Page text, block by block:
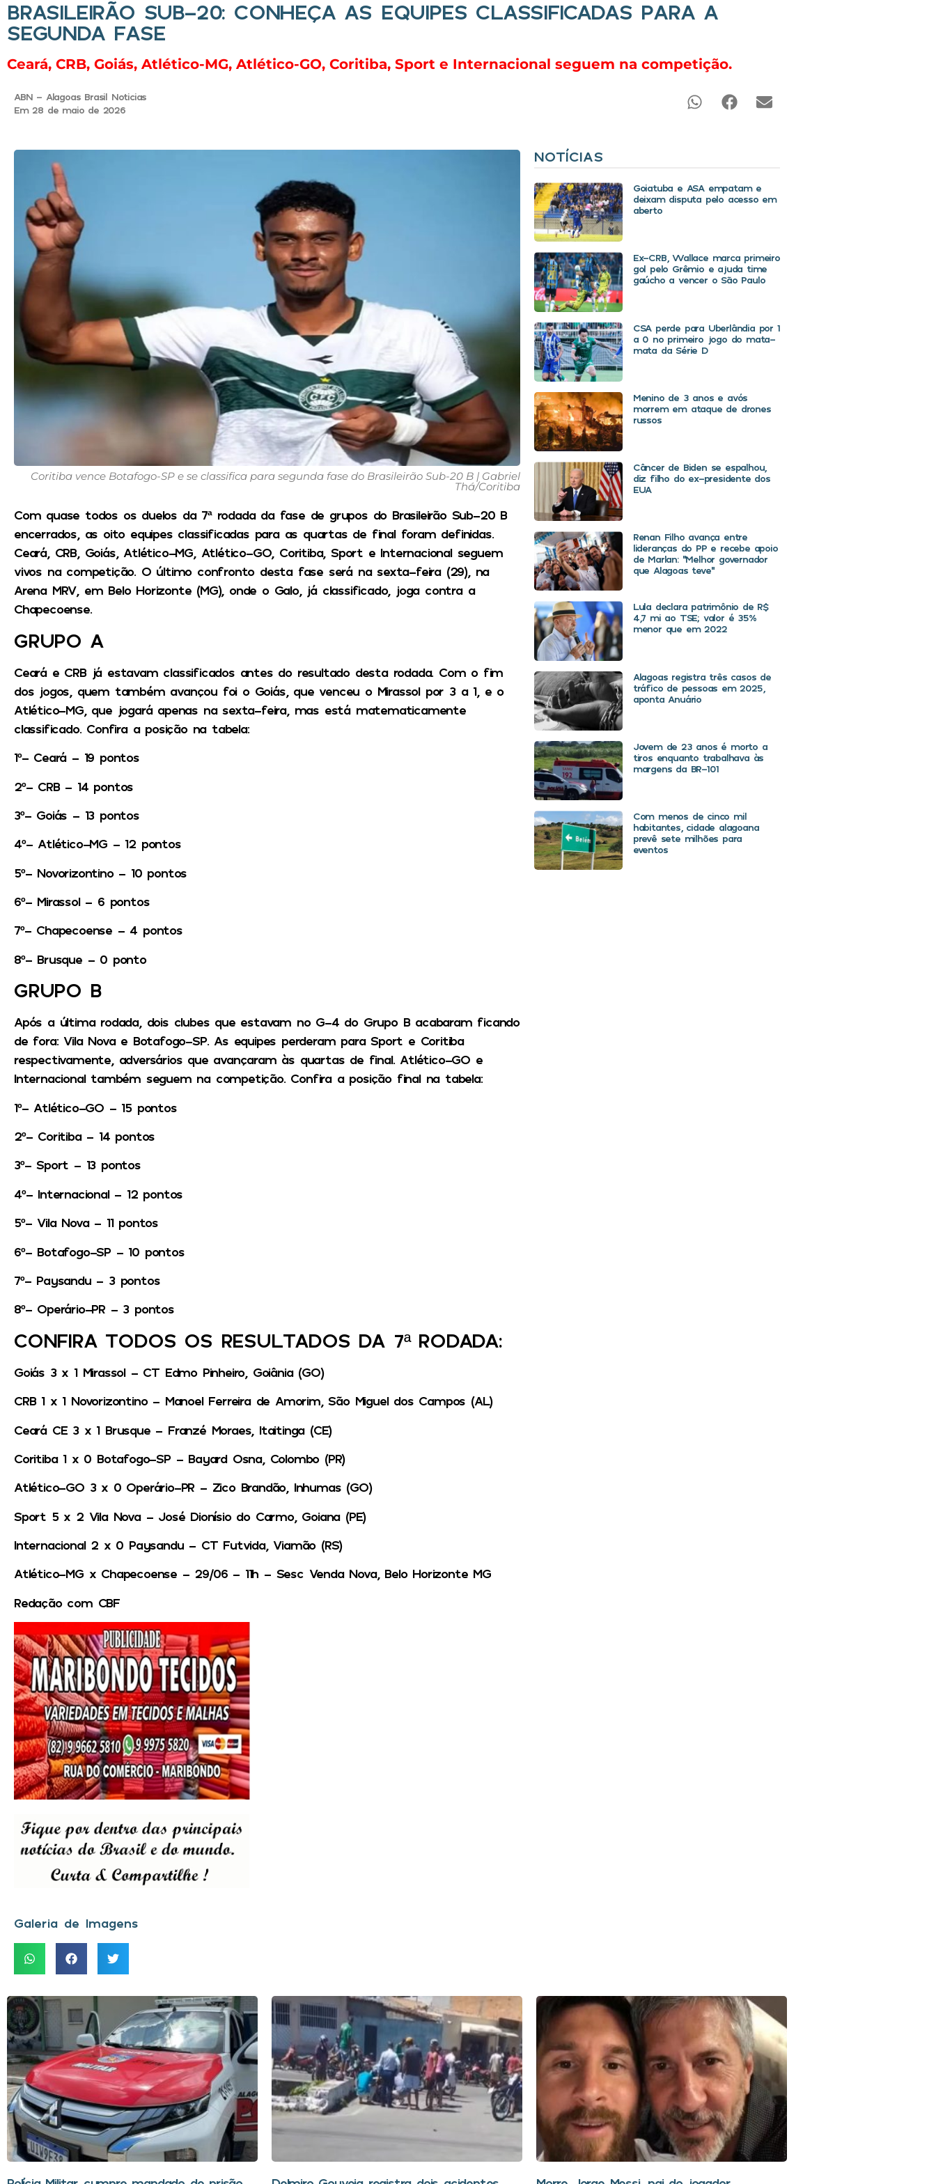
BRASILEIRÃO SUB-20: CONHEÇA AS EQUIPES CLASSIFICADAS PARA A
SEGUNDA FASE
Ceará, CRB, Goiás, Atlético-MG, Atlético-GO, Coritiba, Sport e Internacional seguem na competição.
ABN - Alagoas Brasil Noticias
Em 28 de maio de 2026
Coritiba vence Botafogo-SP e se classifica para segunda fase do Brasileirão Sub-20 B | Gabriel
Thá/Coritiba
Com quase todos os duelos da 7ª rodada da fase de grupos do Brasileirão Sub-20 B
encerrados, as oito equipes classificadas para as quartas de final foram definidas.
Ceará, CRB, Goiás, Atlético-MG, Atlético-GO, Coritiba, Sport e Internacional seguem
vivos na competição. O último confronto desta fase será na sexta-feira (29), na
Arena MRV, em Belo Horizonte (MG), onde o Galo, já classificado, joga contra a
Chapecoense.
GRUPO A
Ceará e CRB já estavam classificados antes do resultado desta rodada. Com o fim
dos jogos, quem também avançou foi o Goiás, que venceu o Mirassol por 3 a 1, e o
Atlético-MG, que jogará apenas na sexta-feira, mas está matematicamente
classificado. Confira a posição na tabela:
1º- Ceará – 19 pontos
2º- CRB – 14 pontos
3º- Goiás – 13 pontos
4º- Atlético-MG – 12 pontos
5º- Novorizontino – 10 pontos
6º- Mirassol – 6 pontos
7º- Chapecoense – 4 pontos
8º- Brusque – 0 ponto
GRUPO B
Após a última rodada, dois clubes que estavam no G-4 do Grupo B acabaram ficando
de fora: Vila Nova e Botafogo-SP. As equipes perderam para Sport e Coritiba
respectivamente, adversários que avançaram às quartas de final. Atlético-GO e
Internacional também seguem na competição. Confira a posição final na tabela:
1º- Atlético-GO – 15 pontos
2º- Coritiba – 14 pontos
3º- Sport – 13 pontos
4º- Internacional – 12 pontos
5º- Vila Nova – 11 pontos
6º- Botafogo-SP – 10 pontos
7º- Paysandu – 3 pontos
8º- Operário-PR – 3 pontos
CONFIRA TODOS OS RESULTADOS DA 7ª RODADA:
Goiás 3 x 1 Mirassol – CT Edmo Pinheiro, Goiânia (GO)
CRB 1 x 1 Novorizontino – Manoel Ferreira de Amorim, São Miguel dos Campos (AL)
Ceará CE 3 x 1 Brusque – Franzé Moraes, Itaitinga (CE)
Coritiba 1 x 0 Botafogo-SP – Bayard Osna, Colombo (PR)
Atlético-GO 3 x 0 Operário-PR – Zico Brandão, Inhumas (GO)
Sport 5 x 2 Vila Nova – José Dionísio do Carmo, Goiana (PE)
Internacional 2 x 0 Paysandu – CT Futvida, Viamão (RS)
Atlético-MG x Chapecoense – 29/06 – 11h – Sesc Venda Nova, Belo Horizonte MG
Redação com CBF
Galeria de Imagens
NOTÍCIAS
Goiatuba e ASA empatam e
deixam disputa pelo acesso em
aberto
Ex-CRB, Wallace marca primeiro
gol pelo Grêmio e ajuda time
gaúcho a vencer o São Paulo
CSA perde para Uberlândia por 1
a 0 no primeiro jogo do mata-
mata da Série D
Menino de 3 anos e avós
morrem em ataque de drones
russos
Câncer de Biden se espalhou,
diz filho do ex-presidente dos
EUA
Renan Filho avança entre
lideranças do PP e recebe apoio
de Marlan: “Melhor governador
que Alagoas teve”
Lula declara patrimônio de R$
4,7 mi ao TSE; valor é 35%
menor que em 2022
Alagoas registra três casos de
tráfico de pessoas em 2025,
aponta Anuário
Jovem de 23 anos é morto a
tiros enquanto trabalhava às
margens da BR-101
Com menos de cinco mil
habitantes, cidade alagoana
prevê sete milhões para
eventos